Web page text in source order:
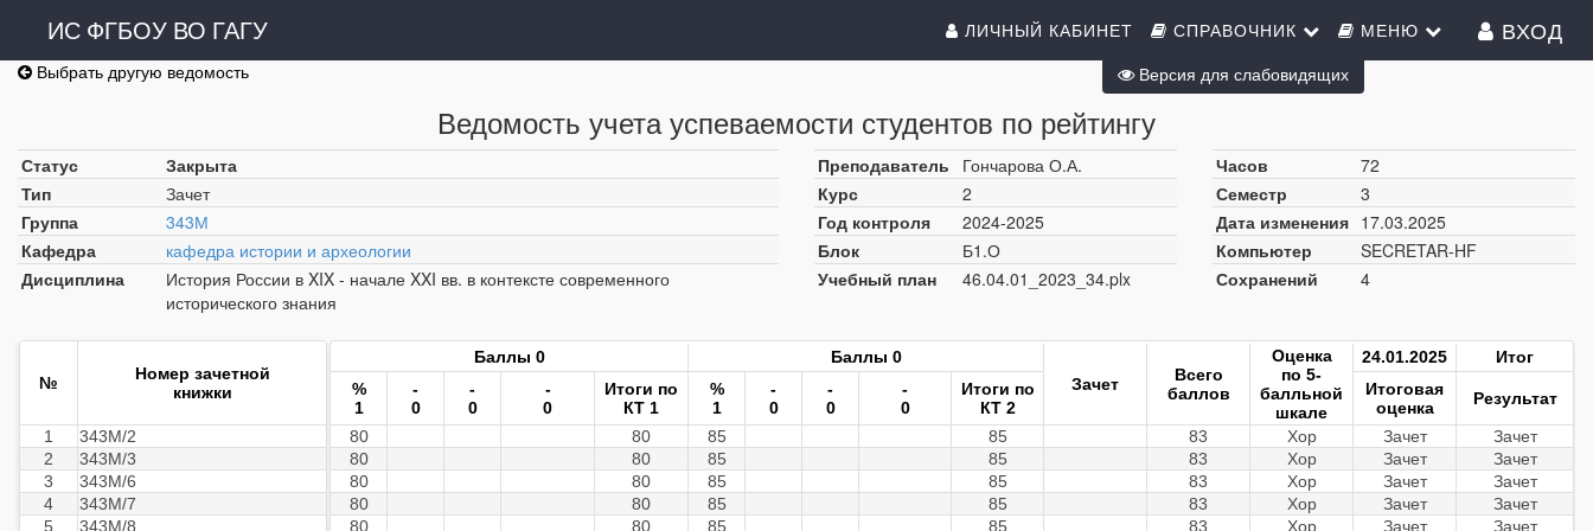
ИС ФГБОУ ВО ГАГУ ЛИЧНЫЙ КАБИНЕТ СПРАВОЧНИК МЕНЮ ВХОД
Выбрать другую ведомость
Ведомость учета успеваемости студентов по рейтингу
Статус
Закрыта
Тип
Зачет
Группа
343М
Кафедра
кафедра истории и археологии
Дисциплина
История России в XIX - начале XXI вв. в контексте современного
исторического знания
Преподаватель
Гончарова О.А.
Курс
2
Год контроля
2024-2025
Блок
Б1.О
Учебный план
46.04.01_2023_34.plx
Часов
72
Семестр
3
Дата изменения 17.03.2025
Компьютер
SECRETAR-HF
Сохранений
4
№
Номер зачетной
книжки
1
343М/2
2
343М/3
3
343М/6
4
343М/7
5
343М/8
Баллы 0
Баллы 0
Зачет
Всего
баллов
Оценка
по 5-
балльной
шкале
24.01.2025
Итог
%
1
-
0
-
0
-
0
Итоги по
КТ 1
%
1
-
0
-
0
-
0
Итоги по
КТ 2
Итоговая
оценка
Результат
80
80 85 85 83 Хор Зачет
Зачет
80
80 85 85 83 Хор Зачет
Зачет
80
80 85 85 83 Хор Зачет
Зачет
80
80 85 85 83 Хор Зачет
Зачет
80
80 85 85 83 Хор Зачет
Зачет
Версия для слабовидящих